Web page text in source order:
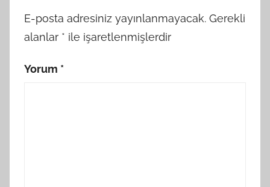
E-posta adresiniz yayınlanmayacak. Gerekli
alanlar * ile işaretlenmişlerdir
Yorum *